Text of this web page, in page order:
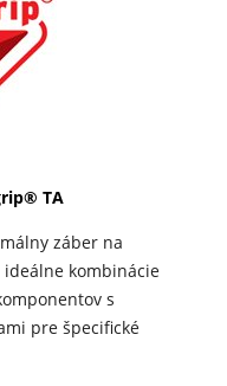
TA
záber na
kombinácie
s
pre špecifické